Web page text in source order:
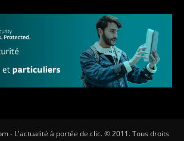
- L'actualité à portée de clic. © 2011. Tous droits